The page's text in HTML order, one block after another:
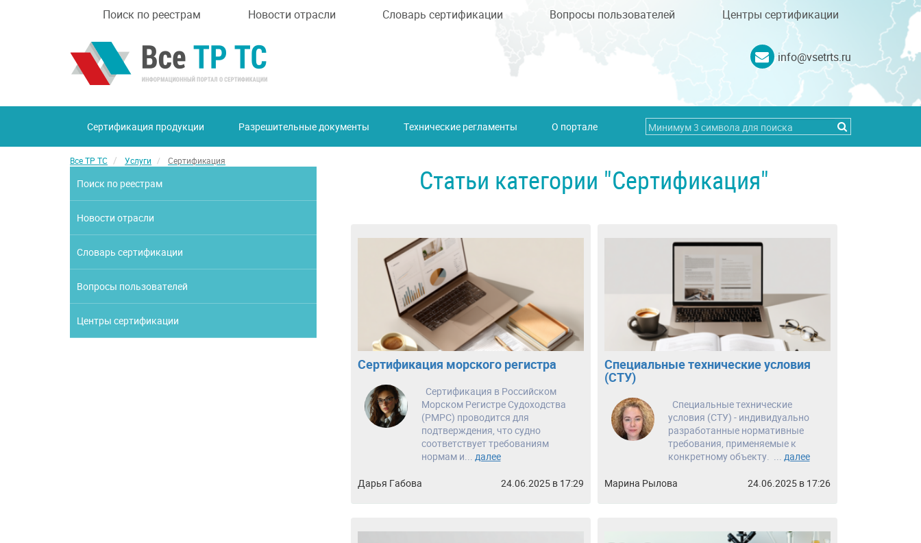
info@vsetrts.ru
Поиск по реестрам Новости отрасли Словарь сертификации Вопросы пользователей Центры сертификации
Сертификация продукции Разрешительные документы Технические регламенты О портале
Все ТР ТС Услуги Сертификация
Статьи категории "Сертификация"
Сертификация морского регистра
Сертификация в Российском
Морском Регистре Судоходства
(РМРС) проводится для
подтверждения, что судно
соответствует требованиям
нормам и... далее
Дарья Габова 24.06.2025 в 17:29
Специальные технические условия
(СТУ)
Специальные технические
условия (СТУ) - индивидуально
разработанные нормативные
требования, применяемые к
конкретному объекту. ... далее
Марина Рылова 24.06.2025 в 17:26
Поиск по реестрам
Новости отрасли
Словарь сертификации
Вопросы пользователей
Центры сертификации